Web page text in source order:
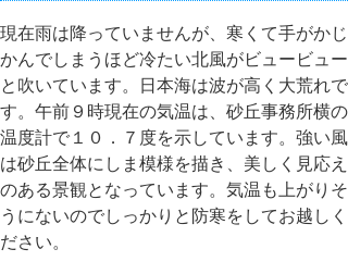
現在雨は降っていませんが、寒くて手がかじ
かんでしまうほど冷たい北風がビュービュー
と吹いています。日本海は波が高く大荒れで
す。午前９時現在の気温は、砂丘事務所横の
温度計で１０．７度を示しています。強い風
は砂丘全体にしま模様を描き、美しく見応え
のある景観となっています。気温も上がりそ
うにないのでしっかりと防寒をしてお越しく
ださい。